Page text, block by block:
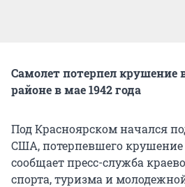
Самолет потерпел крушение
районе в мае 1942 года
Под Красноярском начался
США, потерпевшего крушение
сообщает пресс-служба
спорта, туризма и